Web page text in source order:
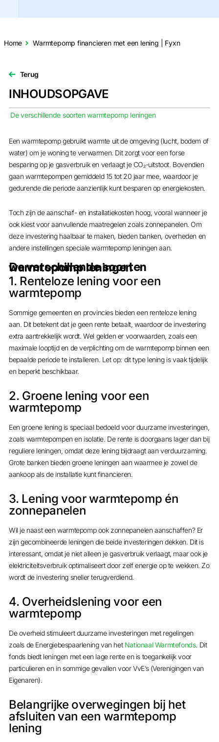
Home Warmtepomp financieren met een lening | Fyxn
Terug
INHOUDSOPGAVE
De verschillende soorten warmtepomp leningen
Een warmtepomp gebruikt warmte uit de omgeving (lucht, bodem of
water) om je woning te verwarmen. Dit zorgt voor een forse
besparing op je gasverbruik en verlaagt je CO₂-uitstoot. Bovendien
gaan warmtepompen gemiddeld 15 tot 20 jaar mee, waardoor je
gedurende die periode aanzienlijk kunt besparen op energiekosten.
Toch zijn de aanschaf- en installatiekosten hoog, vooral wanneer je
ook kiest voor aanvullende maatregelen zoals zonnepanelen. Om
deze investering haalbaar te maken, bieden banken, overheden en
andere instellingen speciale warmtepomp leningen aan.
De verschillende soorten warmtepomp leningen
1. Renteloze lening voor een
warmtepomp
Sommige gemeenten en provincies bieden een renteloze lening
aan. Dit betekent dat je geen rente betaalt, waardoor de investering
extra aantrekkelijk wordt. Wel gelden er voorwaarden, zoals een
maximale looptijd en de verplichting om de warmtepomp binnen een
bepaalde periode te installeren. Let op: dit type lening is vaak tijdelijk
en beperkt beschikbaar.
2. Groene lening voor een
warmtepomp
Een groene lening is speciaal bedoeld voor duurzame investeringen,
zoals warmtepompen en isolatie. De rente is doorgaans lager dan bij
reguliere leningen, omdat deze lening bijdraagt aan verduurzaming.
Grote banken bieden groene leningen aan waarmee je zowel de
aankoop als de installatie kunt financieren.
3. Lening voor warmtepomp én
zonnepanelen
Wil je naast een warmtepomp ook zonnepanelen aanschaffen? Er
zijn gecombineerde leningen die beide investeringen dekken. Dit is
interessant, omdat je niet alleen je gasverbruik verlaagt, maar ook je
elektriciteitsverbruik optimaliseert door zelf energie op te wekken. Zo
wordt de investering sneller terugverdiend.
4. Overheidslening voor een
warmtepomp
De overheid stimuleert duurzame investeringen met regelingen
zoals de Energiebespaarlening van het Nationaal Warmtefonds. Dit
fonds biedt leningen met een lage rente en is toegankelijk voor
particulieren en in sommige gevallen voor VvE’s (Verenigingen van
Eigenaren).
Belangrijke overwegingen bij het
afsluiten van een warmtepomp
lening